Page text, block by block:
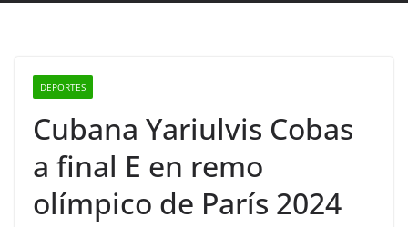
DEPORTES
Cubana Yariulvis Cobas
a final E en remo
olímpico de París 2024